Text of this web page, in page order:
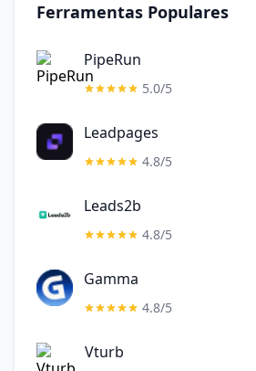
Ferramentas Populares
PipeRun
5.0/5
Leadpages
4.8/5
Leads2b
4.8/5
Gamma
4.8/5
Vturb